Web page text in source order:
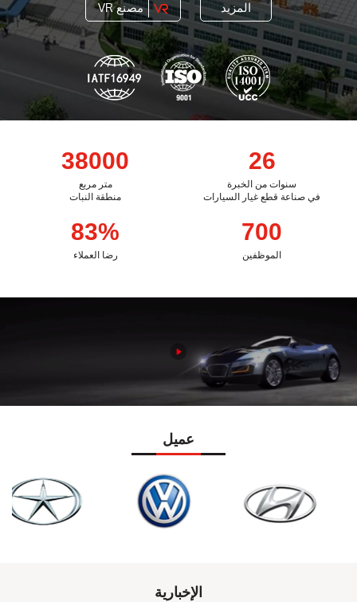
المزيد مصنع VR 
26
سنوات من الخبرة
في صناعة قطع غيار السيارات
38000
متر مربع
منطقة النبات
700
الموظفين
99%
رضا العملاء
عميل
الإخبارية